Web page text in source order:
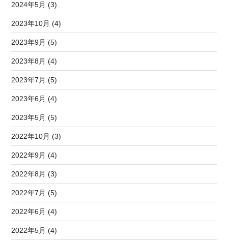
2024年5月 (3)
2023年10月 (4)
2023年9月 (5)
2023年8月 (4)
2023年7月 (5)
2023年6月 (4)
2023年5月 (5)
2022年10月 (3)
2022年9月 (4)
2022年8月 (3)
2022年7月 (5)
2022年6月 (4)
2022年5月 (4)